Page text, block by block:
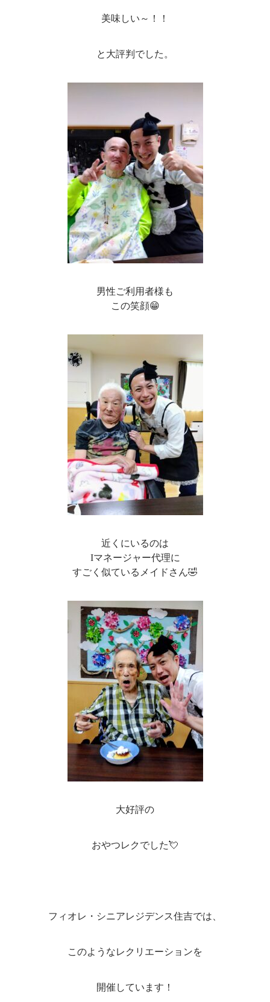
美味しい～！！
と大評判でした。
男性ご利用者様も
この笑顔😁
近くにいるのは
Iマネージャー代理に
すごく似ているメイドさん🤣
大好評の
おやつレクでした💘
フィオレ・シニアレジデンス住吉では、
このようなレクリエーションを
開催しています！